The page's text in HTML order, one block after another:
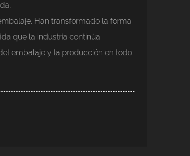
Han transformado la forma
que la industria continúa
embalaje y la producción en todo